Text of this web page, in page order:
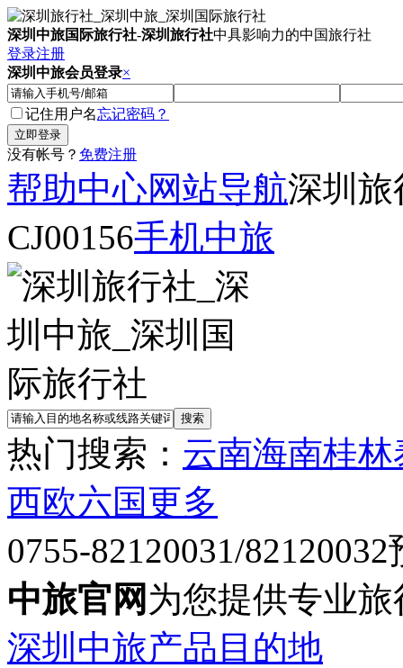
深圳中旅国际旅行社-深圳旅行社中具影响力的中国旅行社
登录注册
深圳中旅会员登录×
记住用户名忘记密码？
没有帐号？ 免费注册
帮助中心网站导航深圳旅
CJ00156手机中旅
热门搜索： 云南海南桂林
西欧六国更多
0755-82120031/82120032
中旅官网 为您提供专业
深圳中旅产品目的地